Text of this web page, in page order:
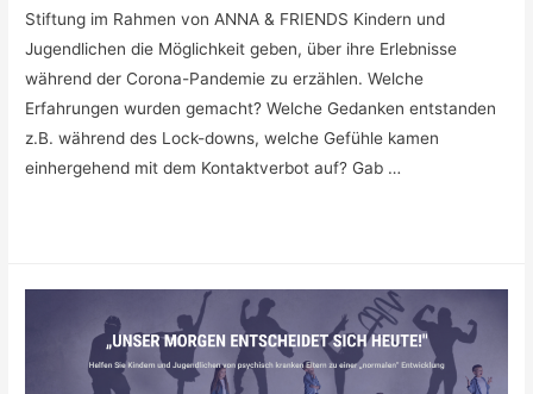
Stiftung im Rahmen von ANNA & FRIENDS Kindern und
Jugendlichen die Möglichkeit geben, über ihre Erlebnisse
während der Corona-Pandemie zu erzählen. Welche
Erfahrungen wurden gemacht? Welche Gedanken entstanden
z.B. während des Lock-downs, welche Gefühle kamen
einhergehend mit dem Kontaktverbot auf? Gab …